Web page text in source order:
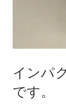
インパ
です。